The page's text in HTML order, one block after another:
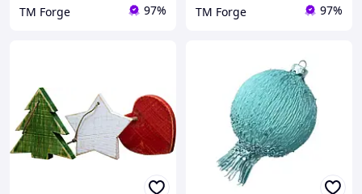
TM Forge 97% TM Forge 97%